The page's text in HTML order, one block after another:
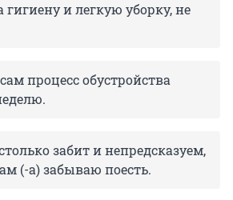
и легкую уборку, не
процесс обустройства
забит и непредсказуем,
(-а) забываю поесть.